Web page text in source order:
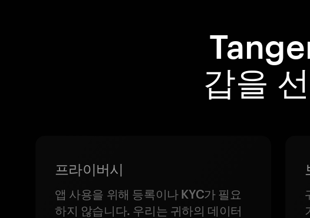
갑을
프라이버시
앱 사용을 위해 등록이나 KYC가 필요
하지 않습니다. 우리는 귀하의 데이터